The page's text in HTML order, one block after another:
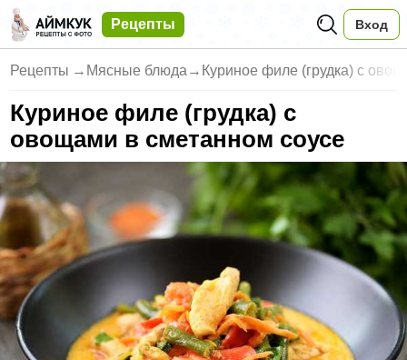
Рецепты Вход
Рецепты → Мясные блюда → Куриное филе (грудка) с
Куриное филе (грудка) с
овощами в сметанном соусе